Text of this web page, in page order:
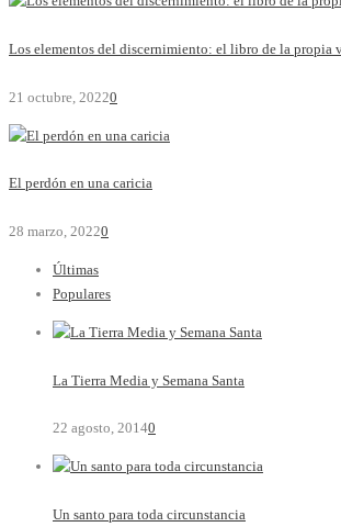
Los elementos del discernimiento: el libro de la propia
21 octubre, 20220
El perdón en una caricia
28 marzo, 20220
Últimas
Populares
La Tierra Media y Semana Santa
22 agosto, 20140
Un santo para toda circunstancia